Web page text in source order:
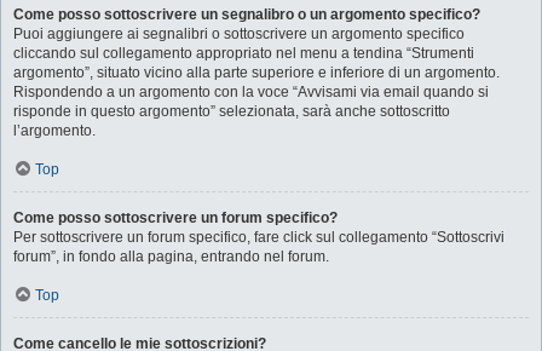
Come posso sottoscrivere un segnalibro o un argomento specifico?
Puoi aggiungere ai segnalibri o sottoscrivere un argomento specifico
cliccando sul collegamento appropriato nel menu a tendina “Strumenti
argomento”, situato vicino alla parte superiore e inferiore di un argomento.
Rispondendo a un argomento con la voce “Avvisami via email quando si
risponde in questo argomento” selezionata, sarà anche sottoscritto
l’argomento.
Top
Come posso sottoscrivere un forum specifico?
Per sottoscrivere un forum specifico, fare click sul collegamento “Sottoscrivi
forum”, in fondo alla pagina, entrando nel forum.
Top
Come cancello le mie sottoscrizioni?